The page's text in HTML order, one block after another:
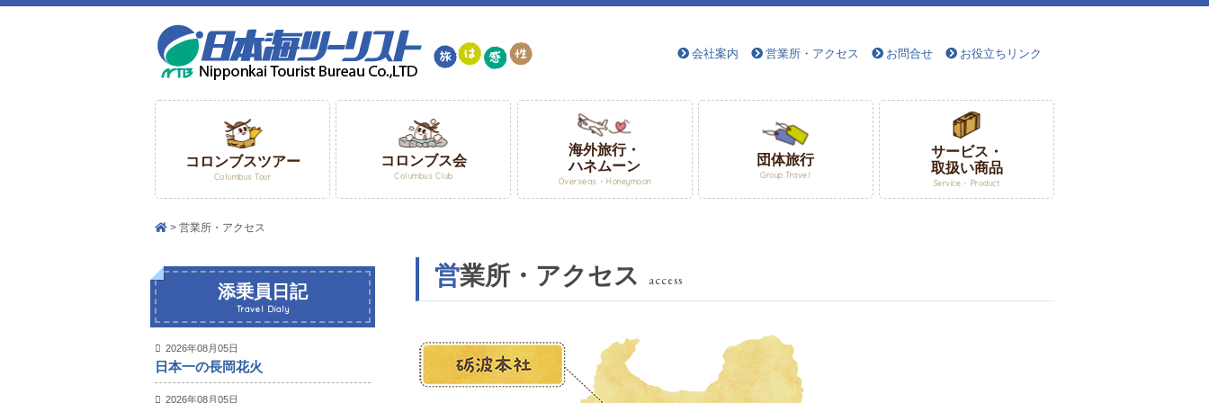
会社案内 営業所・アクセス お問合せ お役立ちリンク
コロンブスツアー
Columbus Tour
コロンブス会
Columbus Club
海外旅行・
ハネムーン
Overseas・Honeymoon
団体旅行
Group Travel
サービス・
取扱い商品
Service・Product
営業所・アクセス
営業所・アクセス access
添乗員日記
Travel Dialy
2026年08月05日
日本一の長岡花火
2026年08月05日